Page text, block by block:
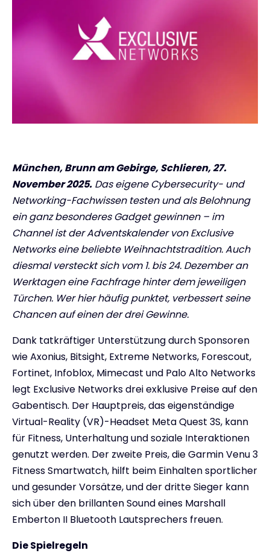
#weareexclusive
München, Brunn am Gebirge, Schlieren, 27.
November 2025. Das eigene Cybersecurity- und
Networking-Fachwissen testen und als Belohnung
ein ganz besonderes Gadget gewinnen – im
Channel ist der Adventskalender von Exclusive
Networks eine beliebte Weihnachtstradition. Auch
diesmal versteckt sich vom 1. bis 24. Dezember an
Werktagen eine Fachfrage hinter dem jeweiligen
Türchen. Wer hier häufig punktet, verbessert seine
Chancen auf einen der drei Gewinne.
Dank tatkräftiger Unterstützung durch Sponsoren
wie Axonius, Bitsight, Extreme Networks, Forescout,
Fortinet, Infoblox, Mimecast und Palo Alto Networks
legt Exclusive Networks drei exklusive Preise auf den
Gabentisch. Der Hauptpreis, das eigenständige
Virtual-Reality (VR)-Headset Meta Quest 3S, kann
für Fitness, Unterhaltung und soziale Interaktionen
genutzt werden. Der zweite Preis, die Garmin Venu 3
Fitness Smartwatch, hilft beim Einhalten sportlicher
und gesunder Vorsätze, und der dritte Sieger kann
sich über den brillanten Sound eines Marshall
Emberton II Bluetooth Lautsprechers freuen.
Die Spielregeln